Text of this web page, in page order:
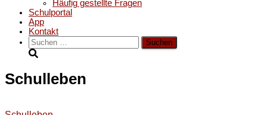
Häufig gestellte Fragen
Schulportal
App
Kontakt
Suchen
nach:
Schulleben